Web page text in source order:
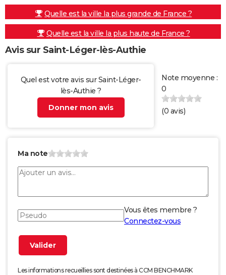
Quelle est la ville la plus grande de France ?
Quelle est la ville la plus haute de France ?
Avis sur Saint-Léger-lès-Authie
Quel est votre avis sur Saint-Léger-
lès-Authie ?
Donner mon avis
Note moyenne :
0
(0 avis)
Ma note
Vous êtes membre ?
Connectez-vous
Les informations recueillies sont destinées à CCM BENCHMARK